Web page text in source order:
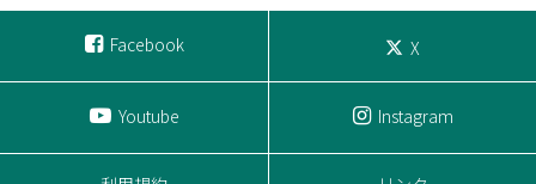
Facebook X
Youtube Instagram